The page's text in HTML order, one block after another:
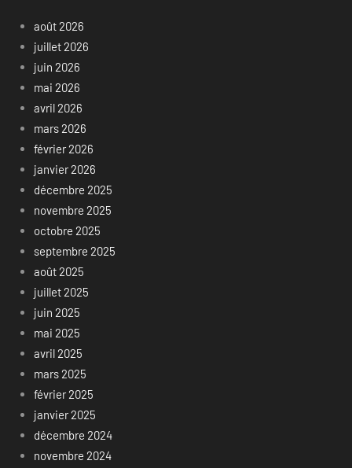
août 2026
juillet 2026
juin 2026
mai 2026
avril 2026
mars 2026
février 2026
janvier 2026
décembre 2025
novembre 2025
octobre 2025
septembre 2025
août 2025
juillet 2025
juin 2025
mai 2025
avril 2025
mars 2025
février 2025
janvier 2025
décembre 2024
novembre 2024